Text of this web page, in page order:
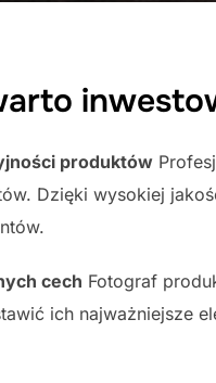
produktów
Dzięki wysokiej
cech Fotograf
ich najważniejsze